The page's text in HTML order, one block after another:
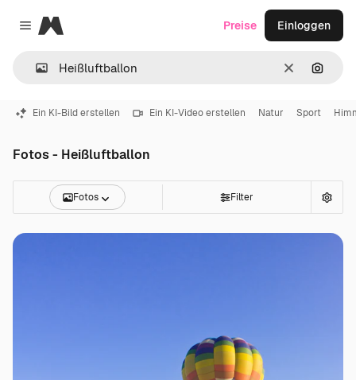
Close menu
Magnific
LöschenNach
Preise Einloggen
Ein KI-Bild erstellen Ein KI-Video erstellen Natur Sport
Fotos - Heißluftballon
Fotos Filter